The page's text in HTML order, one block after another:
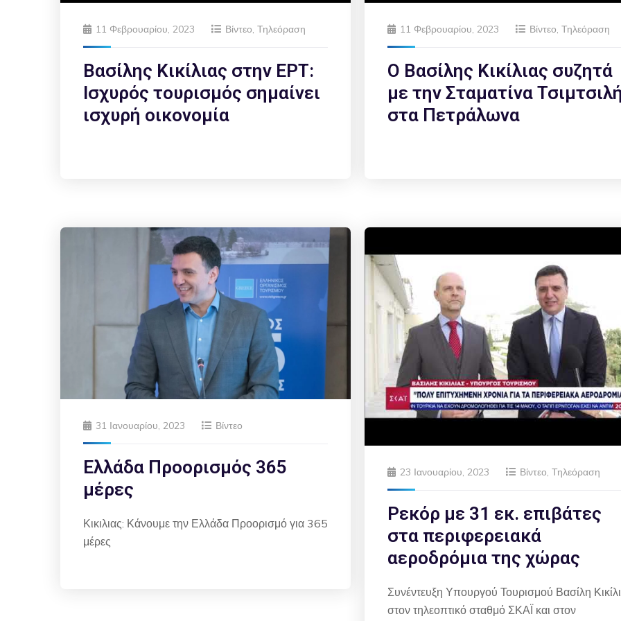
11 Φεβρουαρίου, 2023 Βίντεο, Τηλεόραση
Βασίλης Κικίλιας στην ΕΡΤ:
Ισχυρός τουρισμός σημαίνει
ισχυρή οικονομία
11 Φεβρουαρίου, 2023 Βίντεο, Τηλεόραση
Ο Βασίλης Κικίλιας συζητά
με την Σταματίνα
στα Πετράλωνα
31 Ιανουαρίου, 2023 Βίντεο
Ελλάδα Προορισμός 365
μέρες
Κικιλιας: Κάνουμε την Ελλάδα Προορισμό για 365
μέρες
23 Ιανουαρίου, 2023 Βίντεο, Τηλεόραση
Ρεκόρ με 31 εκ. επιβάτες
στα περιφερειακά
αεροδρόμια της χώρας
Συνέντευξη Υπουργού Τουρισμού Βασίλη
στον τηλεοπτικό σταθμό ΣΚΑΪ και στον